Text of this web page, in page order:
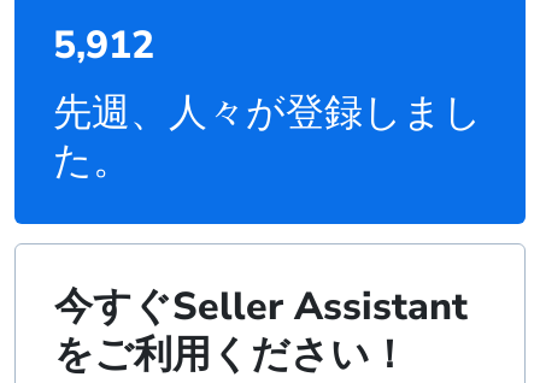
5,912
先週、人々が登録しまし
た。
今すぐSeller Assistant
をご利用ください！